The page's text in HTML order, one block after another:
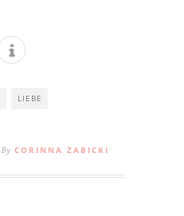
LIEBE
By CORINNA ZABICKI